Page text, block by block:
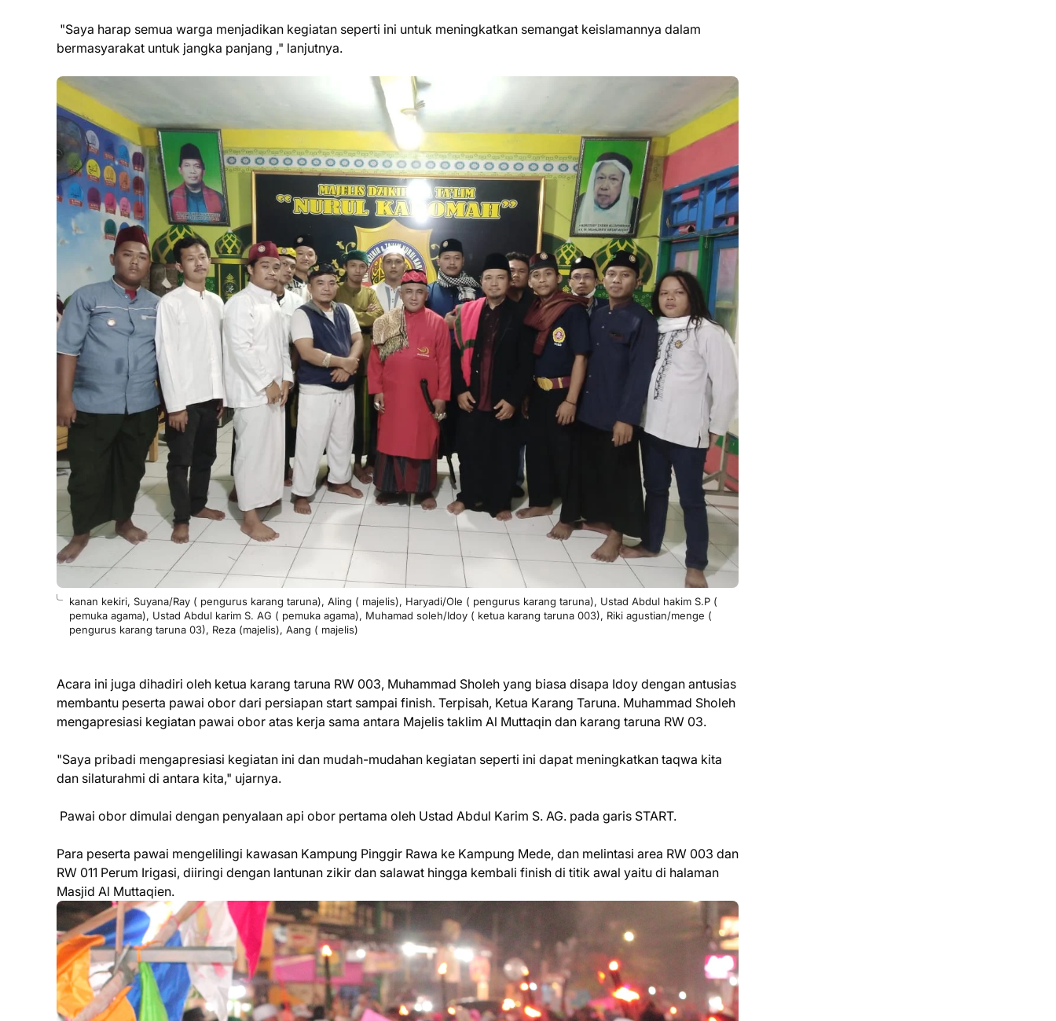
"Saya harap semua warga menjadikan kegiatan seperti ini untuk meningkatkan semangat keislamannya dalam
bermasyarakat untuk jangka panjang ," lanjutnya.
kanan kekiri, Suyana/Ray ( pengurus karang taruna), Aling ( majelis), Haryadi/Ole ( pengurus karang taruna), Ustad Abdul hakim S.P (
pemuka agama), Ustad Abdul karim S. AG ( pemuka agama), Muhamad soleh/Idoy ( ketua karang taruna 003), Riki agustian/menge (
pengurus karang taruna 03), Reza (majelis), Aang ( majelis)
Acara ini juga dihadiri oleh ketua karang taruna RW 003, Muhammad Sholeh yang biasa disapa Idoy dengan antusias
membantu peserta pawai obor dari persiapan start sampai finish. Terpisah, Ketua Karang Taruna. Muhammad Sholeh
mengapresiasi kegiatan pawai obor atas kerja sama antara Majelis taklim Al Muttaqin dan karang taruna RW 03.
"Saya pribadi mengapresiasi kegiatan ini dan mudah-mudahan kegiatan seperti ini dapat meningkatkan taqwa kita
dan silaturahmi di antara kita," ujarnya.
Pawai obor dimulai dengan penyalaan api obor pertama oleh Ustad Abdul Karim S. AG. pada garis START.
Para peserta pawai mengelilingi kawasan Kampung Pinggir Rawa ke Kampung Mede, dan melintasi area RW 003 dan
RW 011 Perum Irigasi, diiringi dengan lantunan zikir dan salawat hingga kembali finish di titik awal yaitu di halaman
Masjid Al Muttaqien.